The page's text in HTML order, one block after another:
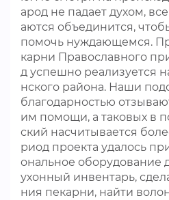
арод не падает духом,
аются объединится,
помочь нуждающемся.
карни Православного
д успешно реализуется
нского района. Наши
благодарностью
им помощи, а таковых в
ский насчитывается
риод проекта удалось
ональное оборудование
ухонный инвентарь,
ния пекарни, найти